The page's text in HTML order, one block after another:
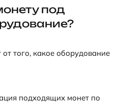
под
того, какое оборудование
подходящих монет по